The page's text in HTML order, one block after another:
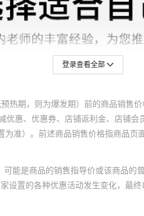
登录查看全部
热期，则为爆发期）前的商品销
惠、优惠券、店铺返利金、店铺
准）。前述商品销售价格指商品
能是商品的销售指导价或该商品的
置的各种优惠活动发生变化，最终